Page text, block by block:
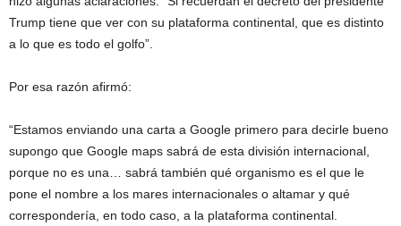
Trump tiene que ver con su plataforma continental, que es distinto
a lo que es todo el golfo”.
Por esa razón afirmó:
“Estamos enviando una carta a Google primero para decirle bueno
supongo que Google maps sabrá de esta división internacional,
porque no es una… sabrá también qué organismo es el que le
pone el nombre a los mares internacionales o altamar y qué
correspondería, en todo caso, a la plataforma continental.